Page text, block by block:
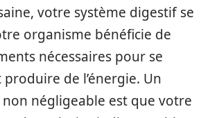
votre système digestif se
organisme bénéficie de
nécessaires pour se
de l’énergie. Un
négligeable est que votre